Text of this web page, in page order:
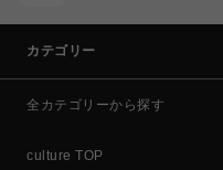
カテゴリー
全カテゴリーから探す
culture TOP